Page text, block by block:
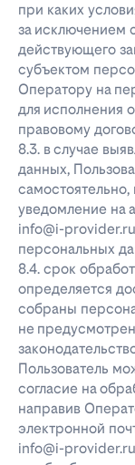
при каких
за исключением
действующего
субъектом
Оператору на
для исполнения
правовому
8.3. в случае
данных,
уведомление на
info@i-
персональных
8.4. срок
определяется
собраны
не
Пользователь
согласие на
направив
электронной
info@i-